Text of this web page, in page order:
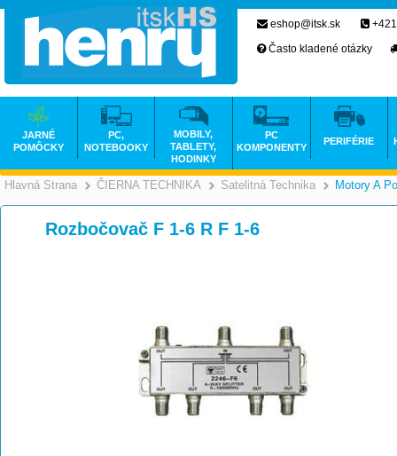
Hlavná Strana >
ČIERNA TECHNIKA >
Satelitná Technika Motory A
Rozbočovač F 1-6 R F 1-6
eshop@itsk.sk
Často kladené otázky
JARNÉ
POMÔCKY
PC,
NOTEBOOKY
MOBILY,
TABLETY,
HODINKY
PC
KOMPONENTY
PERIFÉRIE